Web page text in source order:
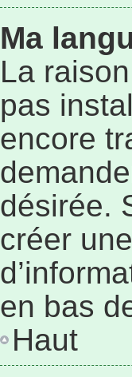
Ma
La
pas
encore
désirée.
créer
en bas
Haut